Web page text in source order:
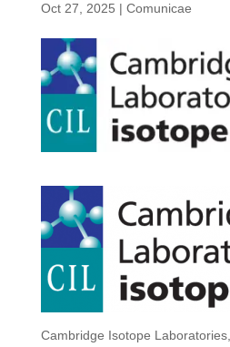
Oct 27, 2025 | Comunicae
Cambridge Isotope